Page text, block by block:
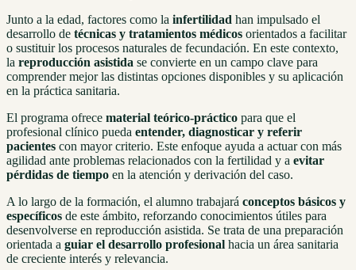
Junto a la edad, factores como la infertilidad han impulsado el
desarrollo de técnicas y tratamientos médicos orientados a facilitar
o sustituir los procesos naturales de fecundación. En este contexto,
la reproducción asistida se convierte en un campo clave para
comprender mejor las distintas opciones disponibles y su aplicación
en la práctica sanitaria.
El programa ofrece material teórico-práctico para que el
profesional clínico pueda entender, diagnosticar y referir
pacientes con mayor criterio. Este enfoque ayuda a actuar con más
agilidad ante problemas relacionados con la fertilidad y a evitar
pérdidas de tiempo en la atención y derivación del caso.
A lo largo de la formación, el alumno trabajará conceptos básicos y
específicos de este ámbito, reforzando conocimientos útiles para
desenvolverse en reproducción asistida. Se trata de una preparación
orientada a guiar el desarrollo profesional hacia un área sanitaria
de creciente interés y relevancia.